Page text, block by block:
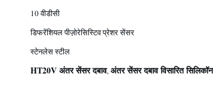
10 वीडीसी
डिफरेंशियल पीज़ोरेसिस्टिव प्रेशर सेंसर
स्टेनलेस स्टील
HT20V अंतर सेंसर दबाव,अंतर सेंसर दबाव विसारित सिलिकॉन